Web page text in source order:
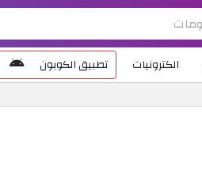
الكترونيات تطبيق الكوبون